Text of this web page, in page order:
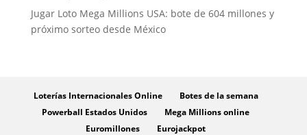
Jugar Loto Mega Millions USA: bote de 604 millones y
próximo sorteo desde México
Loterías Internacionales Online
Botes de la semana
Powerball Estados Unidos
Mega Millions online
Euromillones
Eurojackpot